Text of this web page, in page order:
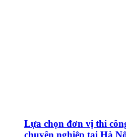
Lựa chọn đơn vị thi
chuyên nghiệp tại Hà